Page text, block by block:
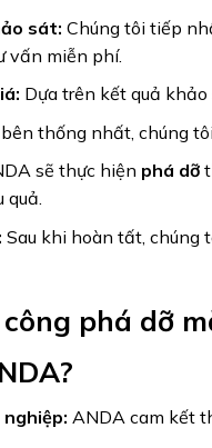
sát: Chúng tôi tiếp
vấn miễn phí.
Dựa trên kết quả
thống nhất, chúng
sẽ thực hiện phá dỡ
quả.
Sau khi hoàn tất, chúng
ANDA cam kết